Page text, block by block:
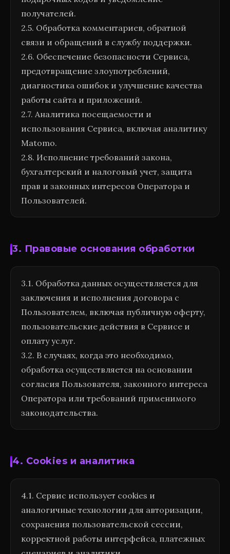
получателей.
2.5. Обработка комментариев, обратной
связи и обращений в службу поддержки.
2.6. Обеспечение безопасности Сервиса,
предотвращение злоупотреблений,
диагностика ошибок и улучшение качества
работы сайта и приложений.
2.7. Аналитика посещаемости и
использования Сервиса, включая аналитику
Matomo.
2.8. Исполнение требований закона,
бухгалтерский и налоговый учет, защита
прав и законных интересов Оператора и
Пользователей.
3. Правовые основания обработки
3.1. Обработка данных осуществляется для
заключения и исполнения договора с
Пользователем, включая публичную оферту,
пользовательские действия в Сервисе и
оплату услуг.
3.2. В случаях, когда это необходимо,
обработка осуществляется на основании
согласия Пользователя, законного интереса
Оператора или требований применимого
законодательства.
4. Cookies и аналитика
4.1. Сервис использует cookies и
аналогичные технологии для авторизации,
сохранения пользовательской сессии,
корректной работы интерфейса, платежных